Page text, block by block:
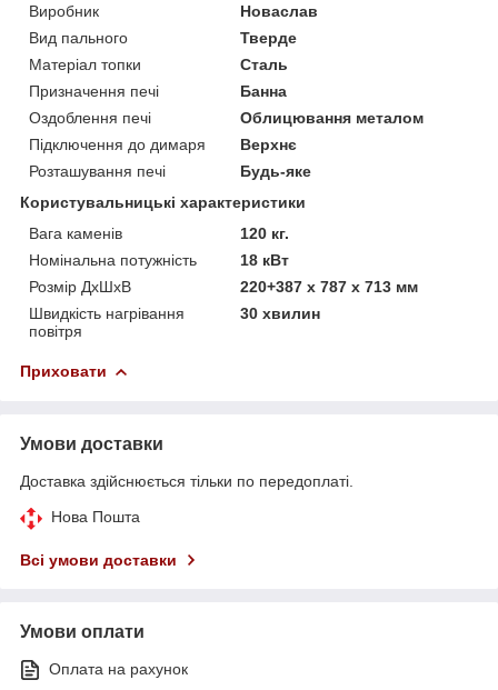
Виробник
Новаслав
Вид пального
Тверде
Матеріал топки
Сталь
Призначення печі
Банна
Оздоблення печі
Облицювання металом
Підключення до димаря
Верхнє
Розташування печі
Будь-яке
Користувальницькі характеристики
Вага каменів
120 кг.
Номінальна потужність
18 кВт
Розмір ДхШхВ
220+387 x 787 x 713 мм
Швидкість нагрівання
повітря
30 хвилин
Приховати
Умови доставки
Доставка здійснюється тільки по передоплаті.
Нова Пошта
Всі умови доставки
Умови оплати
Оплата на рахунок